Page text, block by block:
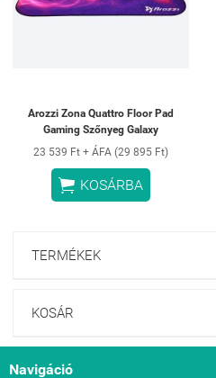
Arozzi Zona Quattro Floor Pad
Gaming Szőnyeg Galaxy
23 539 Ft + ÁFA (29 895 Ft)
 KOSÁRBA
TERMÉKEK
KOSÁR
Navigáció